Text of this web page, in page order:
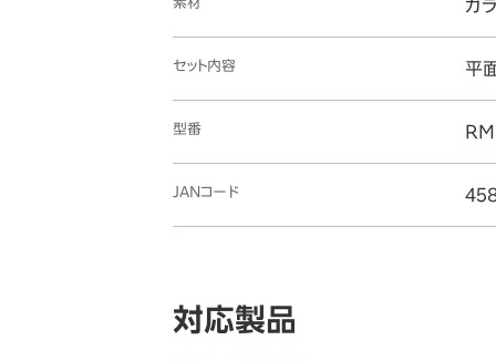
ガ
セット内容 平
型番
JANコード
対応製品